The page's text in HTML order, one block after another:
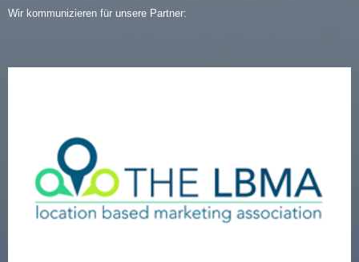
Wir kommunizieren für unsere Partner: